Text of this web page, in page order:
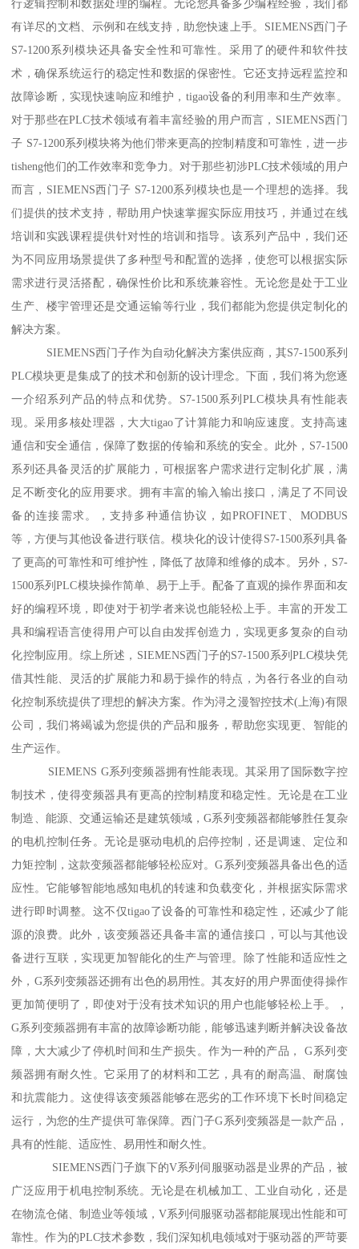
行逻辑控制和数据处理的编程。无论您具备多少编程经验，我们都
有详尽的文档、示例和在线支持，助您快速上手。SIEMENS西门子
S7-1200系列模块还具备安全性和可靠性。采用了的硬件和软件技
术，确保系统运行的稳定性和数据的保密性。它还支持远程监控和
故障诊断，实现快速响应和维护，tigao设备的利用率和生产效率。
对于那些在PLC技术领域有着丰富经验的用户而言，SIEMENS西门
子 S7-1200系列模块将为他们带来更高的控制精度和可靠性，进一步
tisheng他们的工作效率和竞争力。对于那些初涉PLC技术领域的用户
而言，SIEMENS西门子 S7-1200系列模块也是一个理想的选择。我
们提供的技术支持，帮助用户快速掌握实际应用技巧，并通过在线
培训和实践课程提供针对性的培训和指导。该系列产品中，我们还
为不同应用场景提供了多种型号和配置的选择，使您可以根据实际
需求进行灵活搭配，确保性价比和系统兼容性。无论您是处于工业
生产、楼宇管理还是交通运输等行业，我们都能为您提供定制化的
解决方案。
SIEMENS西门子作为自动化解决方案供应商，其S7-1500系列
PLC模块更是集成了的技术和创新的设计理念。下面，我们将为您逐
一介绍系列产品的特点和优势。S7-1500系列PLC模块具有性能表
现。采用多核处理器，大大tigao了计算能力和响应速度。支持高速
通信和安全通信，保障了数据的传输和系统的安全。此外，S7-1500
系列还具备灵活的扩展能力，可根据客户需求进行定制化扩展，满
足不断变化的应用要求。拥有丰富的输入输出接口，满足了不同设
备的连接需求。，支持多种通信协议，如PROFINET、MODBUS
等，方便与其他设备进行联信。模块化的设计使得S7-1500系列具备
了更高的可靠性和可维护性，降低了故障和维修的成本。另外，S7-
1500系列PLC模块操作简单、易于上手。配备了直观的操作界面和友
好的编程环境，即使对于初学者来说也能轻松上手。丰富的开发工
具和编程语言使得用户可以自由发挥创造力，实现更多复杂的自动
化控制应用。综上所述，SIEMENS西门子的S7-1500系列PLC模块凭
借其性能、灵活的扩展能力和易于操作的特点，为各行各业的自动
化控制系统提供了理想的解决方案。作为浔之漫智控技术(上海)有限
公司，我们将竭诚为您提供的产品和服务，帮助您实现更、智能的
生产运作。
SIEMENS G系列变频器拥有性能表现。其采用了国际数字控
制技术，使得变频器具有更高的控制精度和稳定性。无论是在工业
制造、能源、交通运输还是建筑领域，G系列变频器都能够胜任复杂
的电机控制任务。无论是驱动电机的启停控制，还是调速、定位和
力矩控制，这款变频器都能够轻松应对。G系列变频器具备出色的适
应性。它能够智能地感知电机的转速和负载变化，并根据实际需求
进行即时调整。这不仅tigao了设备的可靠性和稳定性，还减少了能
源的浪费。此外，该变频器还具备丰富的通信接口，可以与其他设
备进行互联，实现更加智能化的生产与管理。除了性能和适应性之
外，G系列变频器还拥有出色的易用性。其友好的用户界面使得操作
更加简便明了，即使对于没有技术知识的用户也能够轻松上手。，
G系列变频器拥有丰富的故障诊断功能，能够迅速判断并解决设备故
障，大大减少了停机时间和生产损失。作为一种的产品， G系列变
频器拥有耐久性。它采用了的材料和工艺，具有的耐高温、耐腐蚀
和抗震能力。这使得该变频器能够在恶劣的工作环境下长时间稳定
运行，为您的生产提供可靠保障。西门子G系列变频器是一款产品，
具有的性能、适应性、易用性和耐久性。
SIEMENS西门子旗下的V系列伺服驱动器是业界的产品，被
广泛应用于机电控制系统。无论是在机械加工、工业自动化，还是
在物流仓储、制造业等领域，V系列伺服驱动器都能展现出性能和可
靠性。作为的PLC技术参数，我们深知机电领域对于驱动器的严苛要